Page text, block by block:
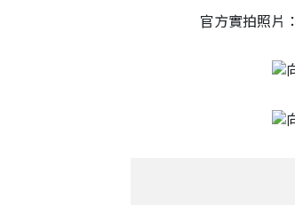
官方實拍照片：